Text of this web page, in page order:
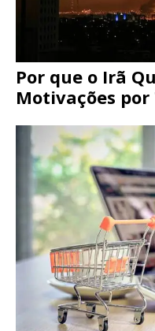
Por que o Irã
Motivações